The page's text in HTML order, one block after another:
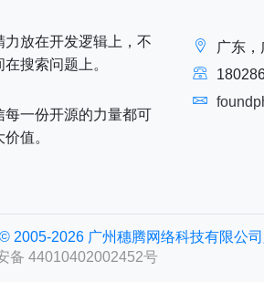
力放在开发逻辑上，不
搜索问题上。
每一份开源的力量都可
值。
广东，
2005-2026 广州穗腾网络科技有限公
备 44010402002452号